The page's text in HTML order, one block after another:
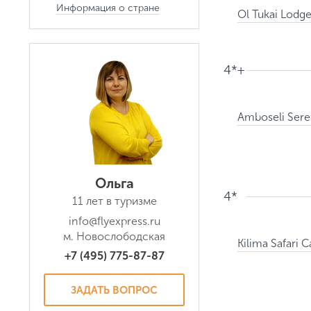
Информация о стране
Ольга
11 лет в туризме
info@flyexpress.ru
м. Новослободская
+7 (495) 775-87-87
ЗАДАТЬ ВОПРОС
Ol Tukai
4*+
4*
Kilima Safari